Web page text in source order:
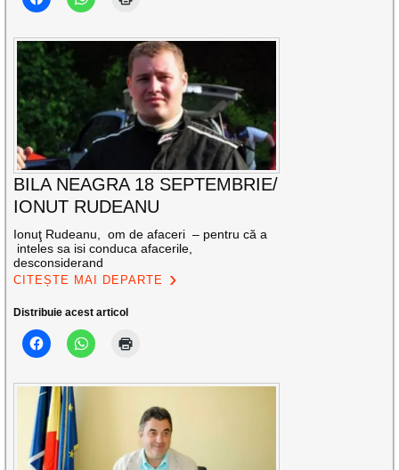
BILA NEAGRA 18 SEPTEMBRIE/
IONUT RUDEANU
Ionuţ Rudeanu, om de afaceri – pentru că a
inteles sa isi conduca afacerile,
desconsiderand
CITEȘTE MAI DEPARTE
Distribuie acest articol